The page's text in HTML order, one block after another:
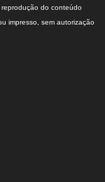
do conteúdo
impresso, sem autorização